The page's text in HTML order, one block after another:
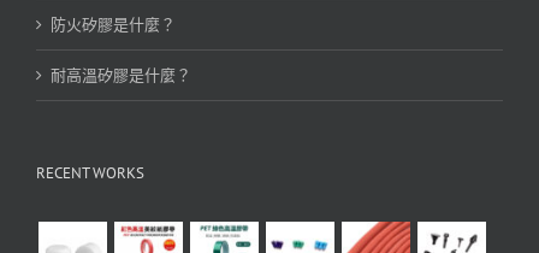
防火矽膠是什麼？
耐高溫矽膠是什麼？
RECENT WORKS